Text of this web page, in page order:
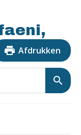
print Afdrukken
search